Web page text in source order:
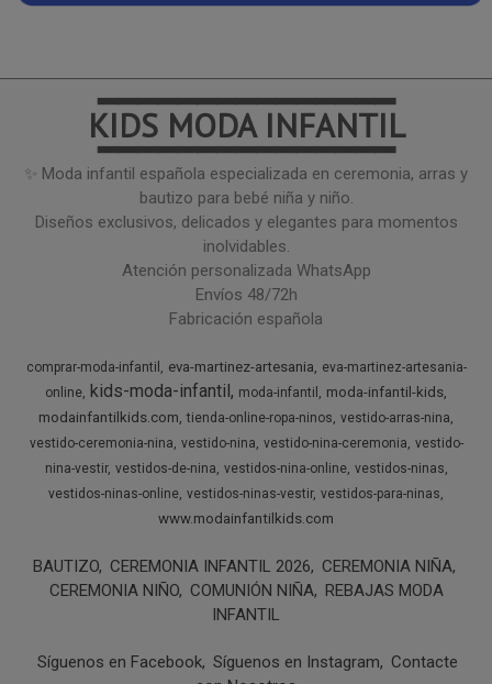
━━━━━━━━━━━━━━━
KIDS MODA INFANTIL
━━━━━━━━━━━━━━━
✨ Moda infantil española especializada en ceremonia, arras y
bautizo para bebé niña y niño.
Diseños exclusivos, delicados y elegantes para momentos
inolvidables.
Atención personalizada WhatsApp
Envíos 48/72h
Fabricación española
comprar-moda-infantil eva-martinez-artesania
eva-martinez-artesania-
online
kids-moda-infantil moda-infantil
moda-infantil-kids
modainfantilkids.com tienda-online-ropa-ninos vestido-arras-nina
vestido-ceremonia-nina vestido-nina vestido-nina-ceremonia vestido-
nina-vestir vestidos-de-nina vestidos-nina-online vestidos-ninas
vestidos-ninas-online vestidos-ninas-vestir vestidos-para-ninas
www.modainfantilkids.com
BAUTIZO CEREMONIA INFANTIL 2026
CEREMONIA NIÑA
CEREMONIA NIÑO COMUNIÓN NIÑA
REBAJAS MODA
INFANTIL
Síguenos en Facebook Síguenos en Instagram
Contacte